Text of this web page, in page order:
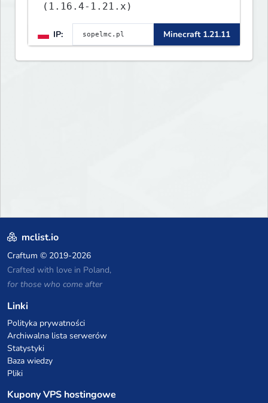
(1.16.4-1.21.x)
IP: Minecraft 1.21.11
mclist.io
Craftum © 2019-2026
Crafted with love in Poland,
for those who come after
Linki
Polityka prywatności
Archiwalna lista serwerów
Statystyki
Baza wiedzy
Pliki
Kupony VPS hostingowe